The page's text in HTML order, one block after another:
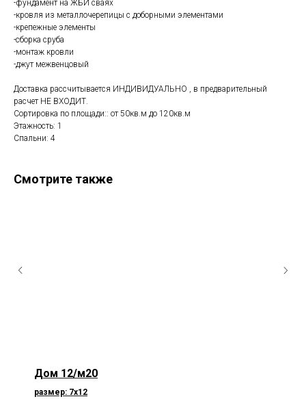
-фундамент на ЖБИ сваях
-кровля из металлочерепицы с доборными элементами
-крепежные элементы
-сборка сруба
-монтаж кровли
-джут межвенцовый
Доставка рассчитывается ИНДИВИДУАЛЬНО , в предварительный
расчет НЕ ВХОДИТ.
Сортировка по площади:: от 50кв.м до 120кв.м
Этажность: 1
Спальни: 4
Смотрите также
Дом 12/м20
размер: 7х12